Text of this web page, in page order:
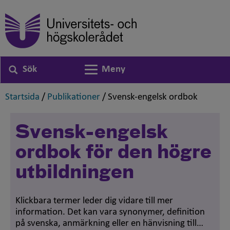
Sök
Växla navigering
Meny
Startsida ,
/ Publikationer ,
/ Svensk-engelsk ordbok
Svensk-engelsk
ordbok för den högre
utbildningen
Klickbara termer leder dig vidare till mer
information. Det kan vara synonymer, definition
på svenska, anmärkning eller en hänvisning till